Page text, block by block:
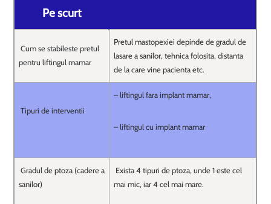
Pe scurt
Cum se stabileste pretul
pentru liftingul mamar
Pretul mastopexiei depinde de gradul de
lasare a sanilor, tehnica folosita, distanta
de la care vine pacienta etc.
Tipuri de interventii
– liftingul fara implant mamar,
– liftingul cu implant mamar
Gradul de ptoza (cadere a
sanilor)
Exista 4 tipuri de ptoza, unde 1 este cel
mai mic, iar 4 cel mai mare.